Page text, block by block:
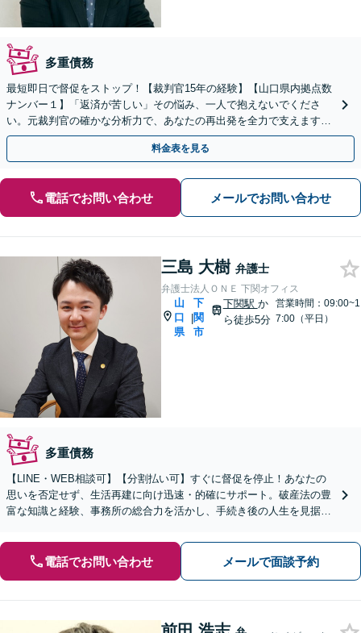
多重債務
最短即日で督促をストップ！【裁判官15年の経験】【山口県内拠点数
ナンバー１】「返済が苦しい」その悩み、一人で抱えないでくださ
い。元裁判官の確かな分析力で、あなたの再出発を全力で支えます｜
自己破産・任意整理・時効のご相談にも対応
料金表を見る
電話でお問い合わせ メールでお問い合わせ
三島 大樹 弁護士
弁護士法人ＯＮＥ 下関オフィス
山
口
県
|
下
関
市
下関駅 か
ら徒歩5分
営業時間：09:00~1
7:00（平日）
多重債務
【LINE・WEB相談可】【分割払い可】すぐに督促を停止！あなたの
思いを否定せず、生活再建に向け迅速・的確にサポート。破産法の豊
富な知識と経験、事務所の総合力を活かし、手続き後の人生を見据え
電話でお問い合わせ メールで面談予約